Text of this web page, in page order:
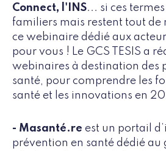
Connect, l'INS... si ces
familiers mais restent tout de
ce webinaire dédié aux
pour vous ! Le GCS TESIS a
webinaires à destination des
santé, pour comprendre les
santé et les innovations en
- Masanté.re est un portail
prévention en santé dédié au